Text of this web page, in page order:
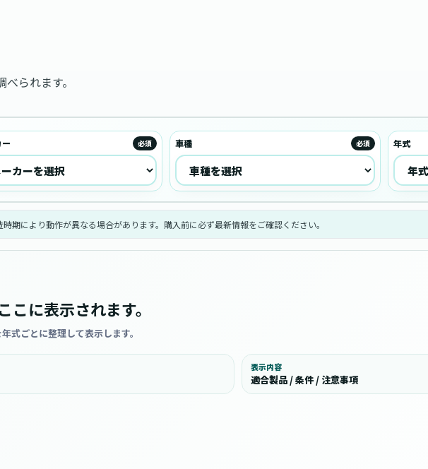
られます。
ー 必須 車種 必須 年式
期により動作が異なる場合があります。購入前に必ず最新情報をご確認ください。
に表示されます。
式ごとに整理して表示します。
表示内容
適合製品 / 条件 / 注意事項